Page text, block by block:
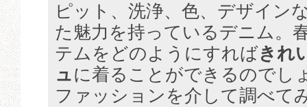
ピット、洗浄、色、デザイン
た魅力を持っているデニム。
テムをどのようにすればきれ
ュに着ることができるのでし
ファッションを介して調べて